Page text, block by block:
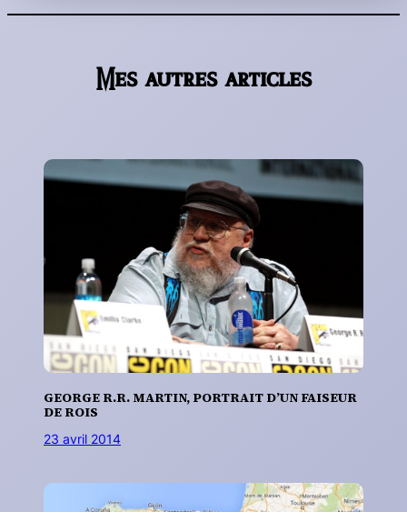
Mes autres articles
GEORGE R.R. MARTIN, PORTRAIT D’UN FAISEUR
DE ROIS
23 avril 2014